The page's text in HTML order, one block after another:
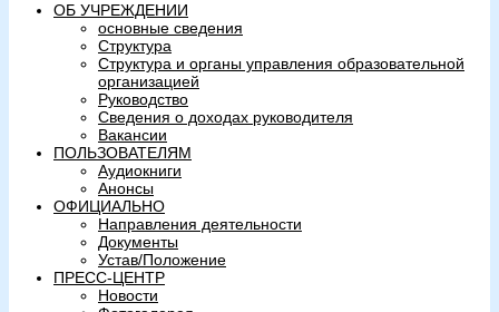
ОБ УЧРЕЖДЕНИИ
основные сведения
Структура
Структура и органы управления образовательной
организацией
Руководство
Сведения о доходах руководителя
Вакансии
ПОЛЬЗОВАТЕЛЯМ
Аудиокниги
Анонсы
ОФИЦИАЛЬНО
Направления деятельности
Документы
Устав/Положение
ПРЕСС-ЦЕНТР
Новости